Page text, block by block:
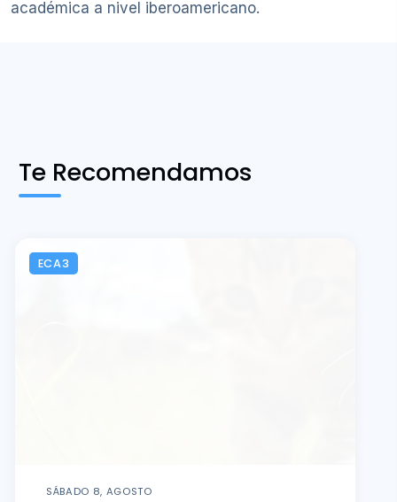
académica a nivel iberoamericano.
Te Recomendamos
ECA3
SÁBADO 8, AGOSTO